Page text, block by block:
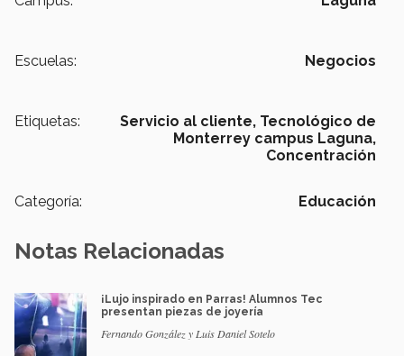
Escuelas: Negocios
Etiquetas: Servicio al cliente, Tecnológico de
Monterrey campus Laguna,
Concentración
Categoría: Educación
Notas Relacionadas
¡Lujo inspirado en Parras! Alumnos Tec
presentan piezas de joyería
Fernando González y Luis Daniel Sotelo